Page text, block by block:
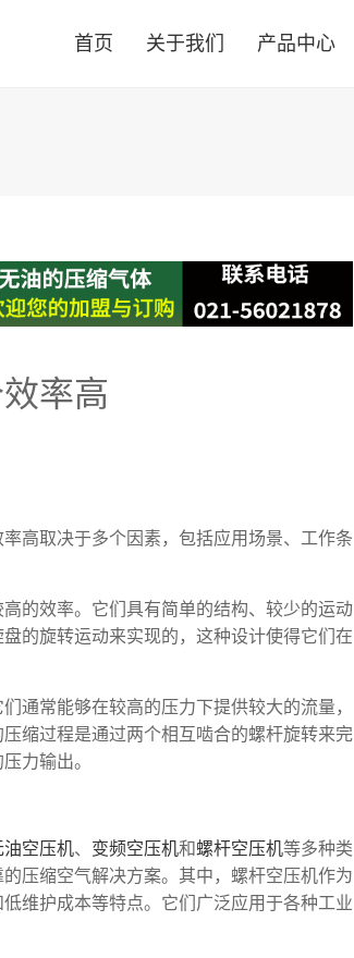
首页 关于我们 产品中心
率高
高取决于多个因素，包括应用场景、工作条
效率。它们具有简单的结构、较少的运动
的旋转运动来实现的，这种设计使得它们在
常能够在较高的压力下提供较大的流量，
缩过程是通过两个相互啮合的螺杆旋转来完
力输出。
油空压机、 变频空压机和螺杆空压机等多种类
压缩空气解决方案。其中，螺杆空压机作为
维护成本等特点。它们广泛应用于各种工业